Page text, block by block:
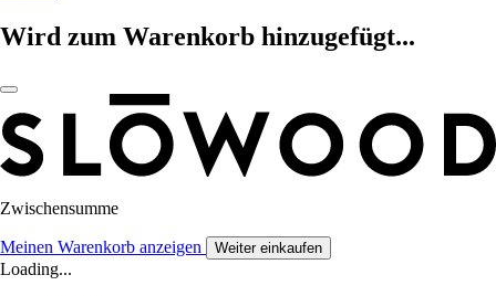
Wird zum Warenkorb hinzugefügt...
Zwischensumme
Meinen Warenkorb anzeigen Weiter einkaufen
Loading...